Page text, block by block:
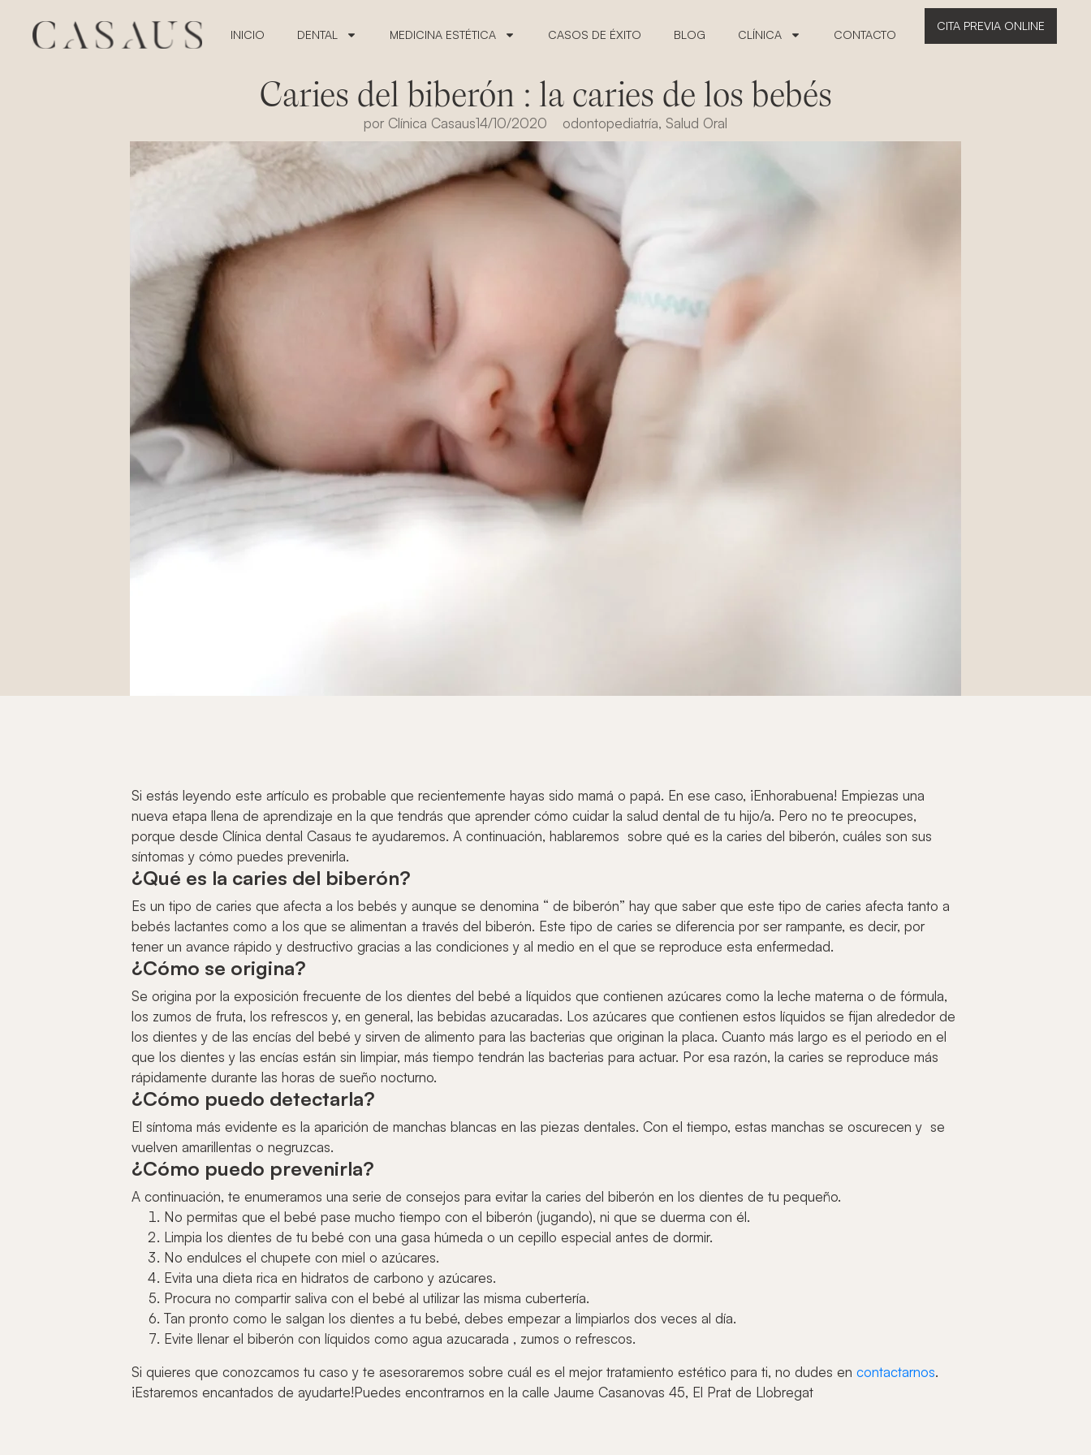
INICIO DENTAL MEDICINA ESTÉTICA CASOS DE ÉXITO BLOG CLÍNICA CONTACTO
CITA PREVIA ONLINE
Caries del biberón : la caries de los bebés
por Clínica Casaus14/10/2020 odontopediatría, Salud Oral
Si estás leyendo este artículo es probable que recientemente hayas sido mamá o papá. En ese caso, ¡Enhorabuena! Empiezas una
nueva etapa llena de aprendizaje en la que tendrás que aprender cómo cuidar la salud dental de tu hijo/a. Pero no te preocupes,
porque desde Clínica dental Casaus te ayudaremos. A continuación, hablaremos sobre qué es la caries del biberón, cuáles son sus
síntomas y cómo puedes prevenirla.
¿Qué es la caries del biberón?
Es un tipo de caries que afecta a los bebés y aunque se denomina “ de biberón” hay que saber que este tipo de caries afecta tanto a
bebés lactantes como a los que se alimentan a través del biberón. Este tipo de caries se diferencia por ser rampante, es decir, por
tener un avance rápido y destructivo gracias a las condiciones y al medio en el que se reproduce esta enfermedad.
¿Cómo se origina?
Se origina por la exposición frecuente de los dientes del bebé a líquidos que contienen azúcares como la leche materna o de fórmula,
los zumos de fruta, los refrescos y, en general, las bebidas azucaradas. Los azúcares que contienen estos líquidos se fijan alrededor de
los dientes y de las encías del bebé y sirven de alimento para las bacterias que originan la placa. Cuanto más largo es el periodo en el
que los dientes y las encías están sin limpiar, más tiempo tendrán las bacterias para actuar. Por esa razón, la caries se reproduce más
rápidamente durante las horas de sueño nocturno.
¿Cómo puedo detectarla?
El síntoma más evidente es la aparición de manchas blancas en las piezas dentales. Con el tiempo, estas manchas se oscurecen y se
vuelven amarillentas o negruzcas.
¿Cómo puedo prevenirla?
A continuación, te enumeramos una serie de consejos para evitar la caries del biberón en los dientes de tu pequeño.
No permitas que el bebé pase mucho tiempo con el biberón (jugando), ni que se duerma con él.
Limpia los dientes de tu bebé con una gasa húmeda o un cepillo especial antes de dormir.
No endulces el chupete con miel o azúcares.
Evita una dieta rica en hidratos de carbono y azúcares.
Procura no compartir saliva con el bebé al utilizar las misma cubertería.
Tan pronto como le salgan los dientes a tu bebé, debes empezar a limpiarlos dos veces al día.
Evite llenar el biberón con líquidos como agua azucarada , zumos o refrescos.
Si quieres que conozcamos tu caso y te asesoraremos sobre cuál es el mejor tratamiento estético para ti, no dudes en contactarnos.
¡Estaremos encantados de ayudarte!Puedes encontrarnos en la calle Jaume Casanovas 45, El Prat de Llobregat